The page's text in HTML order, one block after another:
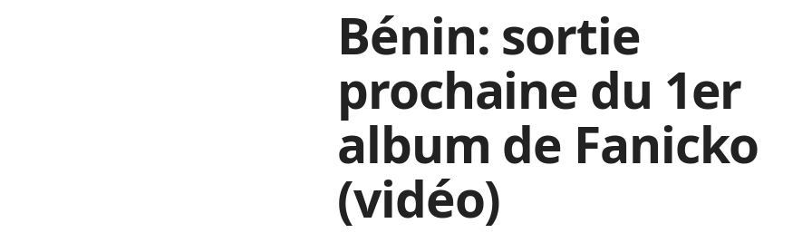
Bénin: sortie
prochaine du 1er
album de Fanicko
(vidéo)